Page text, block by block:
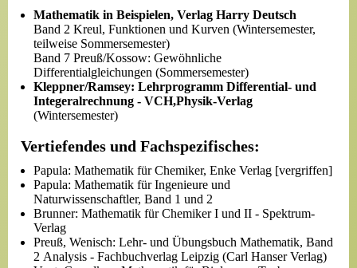
Mathematik in Beispielen, Verlag Harry Deutsch
Band 2 Kreul, Funktionen und Kurven (Wintersemester,
teilweise Sommersemester)
Band 7 Preuß/Kossow: Gewöhnliche
Differentialgleichungen (Sommersemester)
Kleppner/Ramsey: Lehrprogramm Differential- und
Integeralrechnung - VCH,Physik-Verlag
(Wintersemester)
Vertiefendes und Fachspezifisches:
Papula: Mathematik für Chemiker, Enke Verlag [vergriffen]
Papula: Mathematik für Ingenieure und
Naturwissenschaftler, Band 1 und 2
Brunner: Mathematik für Chemiker I und II - Spektrum-
Verlag
Preuß, Wenisch: Lehr- und Übungsbuch Mathematik, Band
2 Analysis - Fachbuchverlag Leipzig (Carl Hanser Verlag)